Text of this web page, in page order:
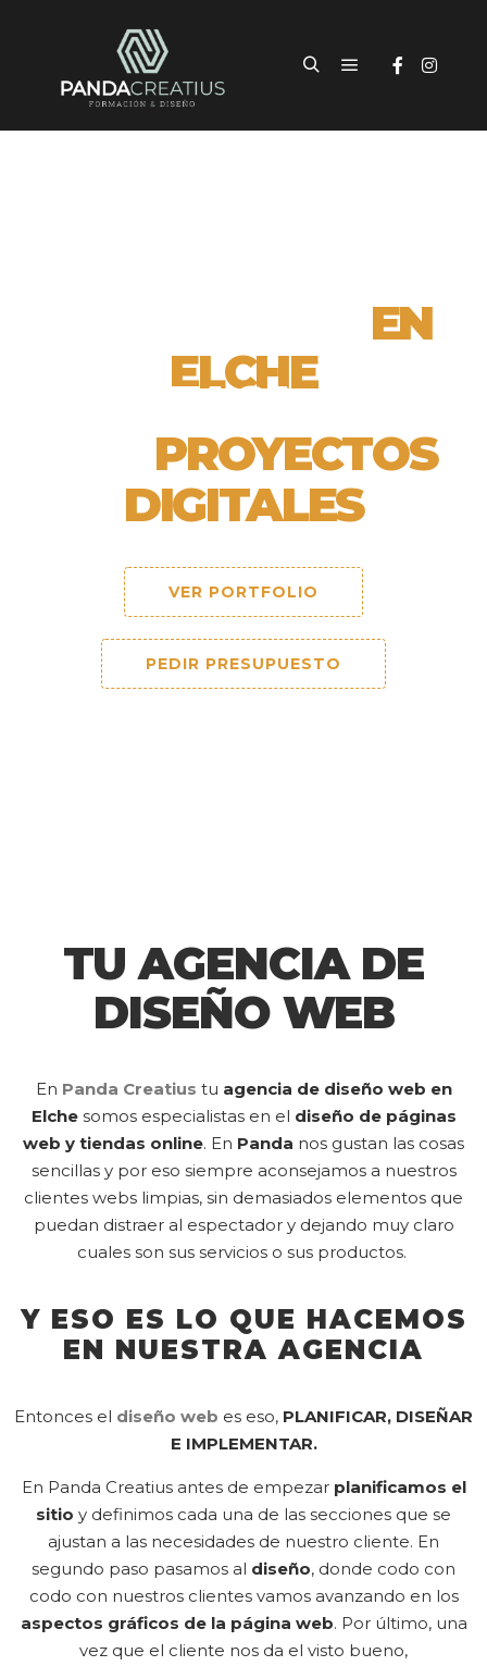
EN
ELCHE
DESTACA CON
PROYECTOS
DIGITALES
VER PORTFOLIO
PEDIR PRESUPUESTO
TU AGENCIA DE
DISEÑO WEB
En Panda Creatius tu agencia de diseño web en
Elche somos especialistas en el diseño de páginas
web y tiendas online. En Panda nos gustan las cosas
sencillas y por eso siempre aconsejamos a nuestros
clientes webs limpias, sin demasiados elementos que
puedan distraer al espectador y dejando muy claro
cuales son sus servicios o sus productos.
Y ESO ES LO QUE HACEMOS
EN NUESTRA AGENCIA
Entonces el diseño web es eso, PLANIFICAR, DISEÑAR
E IMPLEMENTAR.
En Panda Creatius antes de empezar planificamos el
sitio y definimos cada una de las secciones que se
ajustan a las necesidades de nuestro cliente. En
segundo paso pasamos al diseño, donde codo con
codo con nuestros clientes vamos avanzando en los
aspectos gráficos de la página web. Por último, una
vez que el cliente nos da el visto bueno,